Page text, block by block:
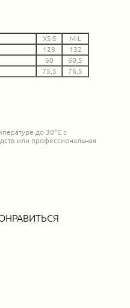
XS-S
M-L
128
132
60
60,5
75,5 76,5
до 30°C с
или профессиональная